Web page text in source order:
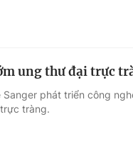
ung thư đại trực
Sanger phát triển công
tràng.